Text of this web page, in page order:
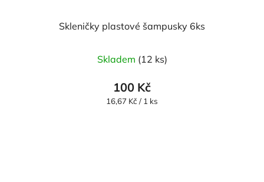
Skleničky plastové šampusky 6ks
Skladem (12 ks)
100 Kč
Měrná
16,67 Kč / 1 ks